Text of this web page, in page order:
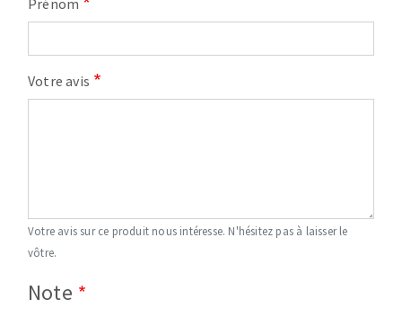
Votre avis
Votre avis sur ce produit nous intéresse. N'hésitez pas à laisser le
vôtre.
Note